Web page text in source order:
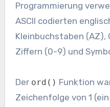
Programmierung
ASCII codierten
Kleinbuchstaben (AZ),
Ziffern (0-9) und
Der ord() Funktion
Zeichenfolge von 1